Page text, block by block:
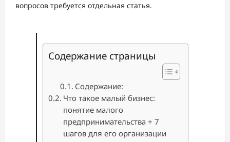
вопросов требуется отдельная статья.
Содержание страницы
Содержание:
Что такое малый бизнес:
понятие малого
предпринимательства + 7
шагов для его организации